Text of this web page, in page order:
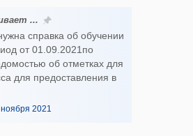
...
справка об обучении
от 01.09.2021по
об отметках для
для предоставления в
2021